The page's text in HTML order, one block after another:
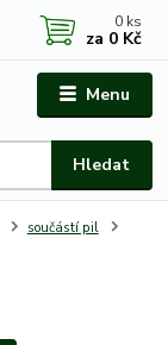
Menu
Hledat
0 ks
za 0 Kč
součástí pil